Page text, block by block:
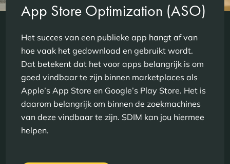
App Store Optimization (ASO)
Het succes van een publieke app hangt af van
hoe vaak het gedownload en gebruikt wordt.
Dat betekent dat het voor apps belangrijk is om
goed vindbaar te zijn binnen marketplaces als
Apple’s App Store en Google’s Play Store. Het is
daarom belangrijk om binnen de zoekmachines
van deze vindbaar te zijn. SDIM kan jou hiermee
helpen.